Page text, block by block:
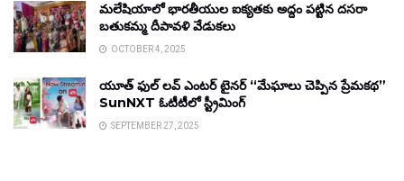
మలేషియాలో భారతీయుల ఐక్యతకు అద్దం పట్టిన దసరా
బతుకమ్మ దీపావళి వేడుకలు
OCTOBER 4, 2025
యూత్ ఫుల్ లవ్ ఎంటర్ టైనర్ “మేఘాలు చెప్పిన ప్రేమకథ”
SunNXT ఓటీటీలో స్ట్రీమింగ్
SEPTEMBER 27, 2025